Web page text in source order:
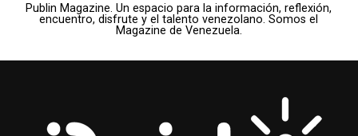
Publin Magazine. Un espacio para la información, reflexión,
encuentro, disfrute y el talento venezolano. Somos el
Magazine de Venezuela.